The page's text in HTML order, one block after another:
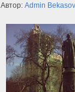
Автор: Admin